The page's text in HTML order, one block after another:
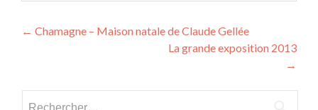
Navigation
articles
← Chamagne – Maison natale de Claude Gellée
La grande exposition 2013
→